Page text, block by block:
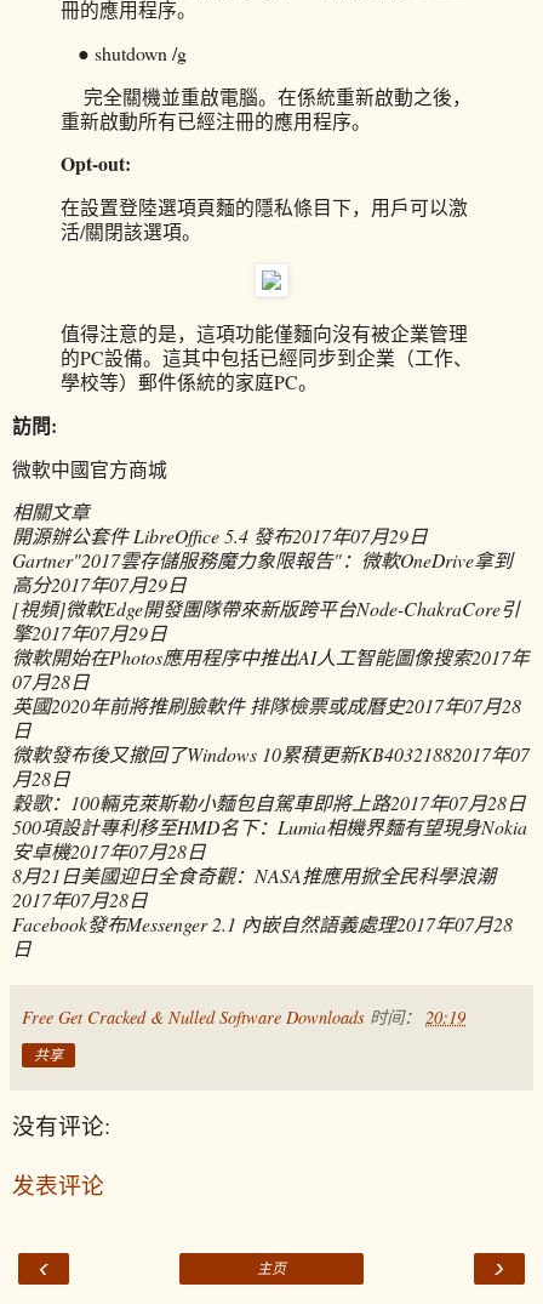
冊的應用程序。
● shutdown /g
完全關機並重啟電腦。在係統重新啟動之後，
重新啟動所有已經注冊的應用程序。
Opt-out:
在設置登陸選項頁麵的隱私條目下，用戶可以激
活/關閉該選項。
值得注意的是，這項功能僅麵向沒有被企業管理
的PC設備。這其中包括已經同步到企業（工作、
學校等）郵件係統的家庭PC。
訪問:
微軟中國官方商城
相關文章
開源辦公套件 LibreOffice 5.4 發布2017年07月29日
Gartner"2017雲存儲服務魔力象限報告"：微軟OneDrive拿到
高分2017年07月29日
[視頻]微軟Edge開發團隊帶來新版跨平台Node-ChakraCore引
擎2017年07月29日
微軟開始在Photos應用程序中推出AI人工智能圖像搜索2017年
07月28日
英國2020年前將推刷臉軟件 排隊檢票或成曆史2017年07月28
日
微軟發布後又撤回了Windows 10累積更新KB40321882017年07
月28日
穀歌：100輛克萊斯勒小麵包自駕車即將上路2017年07月28日
500項設計專利移至HMD名下：Lumia相機界麵有望現身Nokia
安卓機2017年07月28日
8月21日美國迎日全食奇觀：NASA推應用掀全民科學浪潮
2017年07月28日
Facebook發布Messenger 2.1 內嵌自然語義處理2017年07月28
日
Free Get Cracked & Nulled Software Downloads 时间： 20:19
共享
没有评论:
发表评论
‹ ›
主页